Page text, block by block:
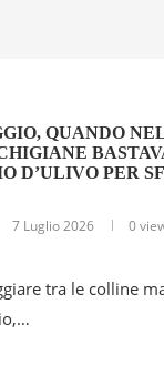
QUANDO
D’ULIVO PER
7 Luglio 2026 0
tra le colline